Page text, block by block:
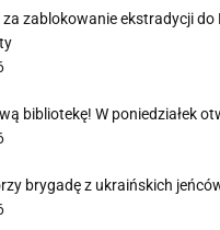
zablokowanie ekstradycji do
bibliotekę! W poniedziałek
brygadę z ukraińskich